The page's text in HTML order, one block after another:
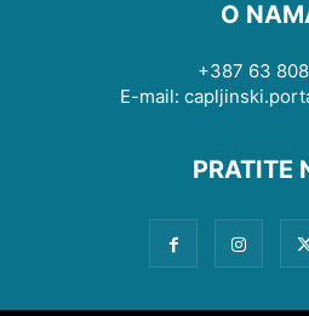
O
+387 63
E-mail:
PRATITE